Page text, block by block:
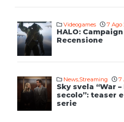
Videogames 7 Ago
HALO:
Recensione
News,Streaming 7
Sky svela “War
secolo”: teaser
serie